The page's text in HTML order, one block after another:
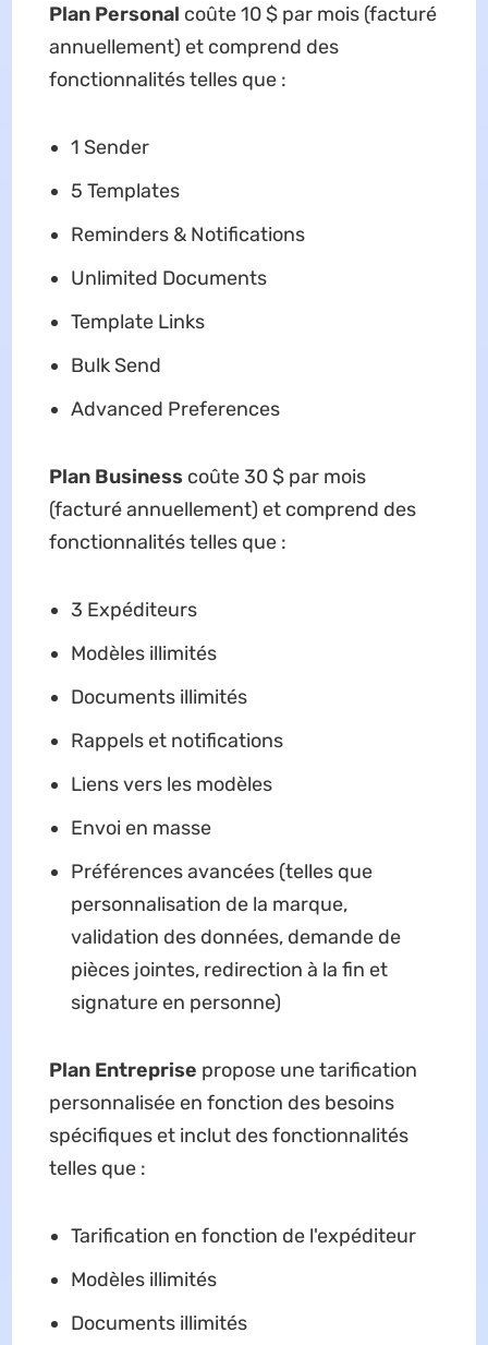
Plan Personal coûte 10 $ par mois (facturé
annuellement) et comprend des
fonctionnalités telles que :
1 Sender
5 Templates
Reminders & Notifications
Unlimited Documents
Template Links
Bulk Send
Advanced Preferences
Plan Business coûte 30 $ par mois
(facturé annuellement) et comprend des
fonctionnalités telles que :
3 Expéditeurs
Modèles illimités
Documents illimités
Rappels et notifications
Liens vers les modèles
Envoi en masse
Préférences avancées (telles que
personnalisation de la marque,
validation des données, demande de
pièces jointes, redirection à la fin et
signature en personne)
Plan Entreprise propose une tarification
personnalisée en fonction des besoins
spécifiques et inclut des fonctionnalités
telles que :
Tarification en fonction de l'expéditeur
Modèles illimités
Documents illimités